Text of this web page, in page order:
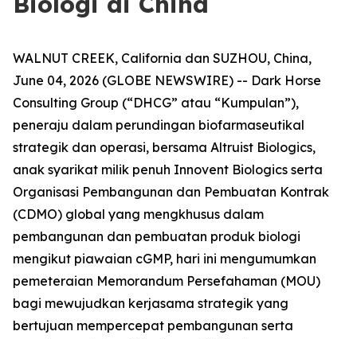
WALNUT CREEK, California dan SUZHOU, China,
June 04, 2026 (GLOBE NEWSWIRE) -- Dark Horse
Consulting Group (“DHCG” atau “Kumpulan”),
peneraju dalam perundingan biofarmaseutikal
strategik dan operasi, bersama Altruist Biologics,
anak syarikat milik penuh Innovent Biologics serta
Organisasi Pembangunan dan Pembuatan Kontrak
(CDMO) global yang mengkhusus dalam
pembangunan dan pembuatan produk biologi
mengikut piawaian cGMP, hari ini mengumumkan
pemeteraian Memorandum Persefahaman (MOU)
bagi mewujudkan kerjasama strategik yang
bertujuan mempercepat pembangunan serta